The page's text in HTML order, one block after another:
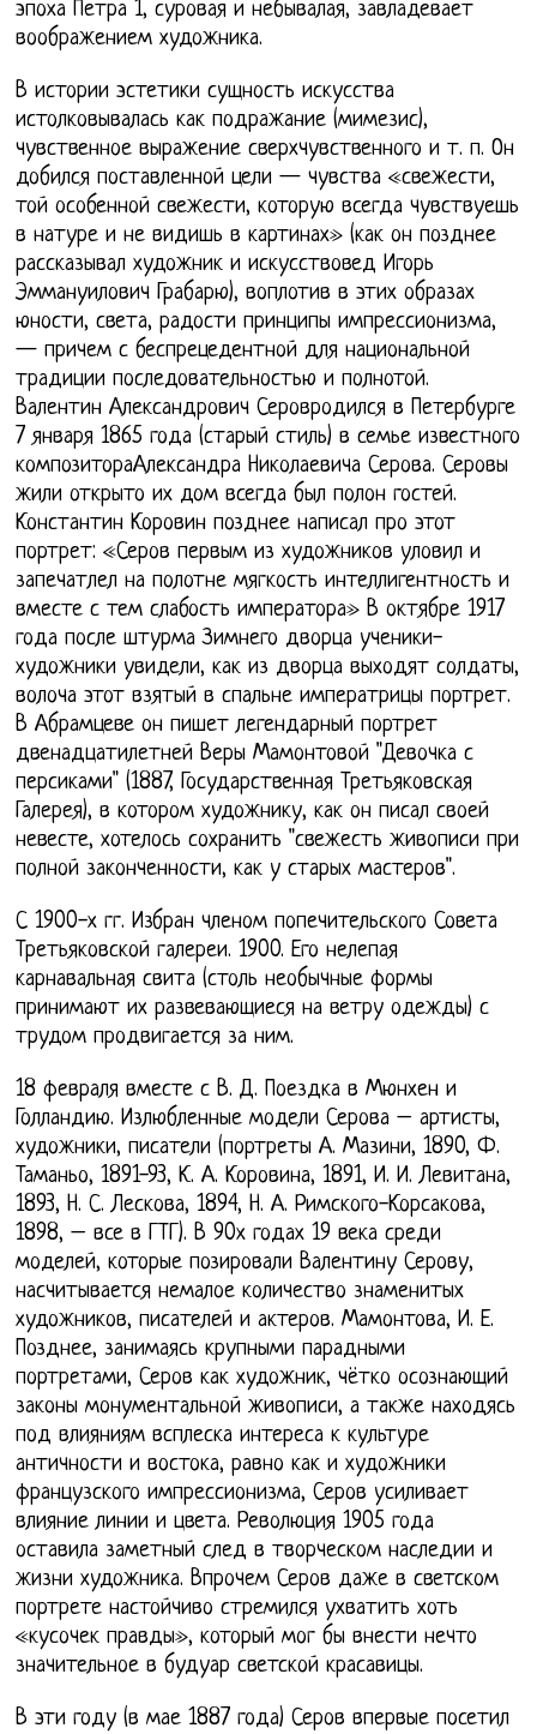
эпоха Петра 1, суровая и небывалая, завладевает
воображением художника.
В истории эстетики сущность искусства
истолковывалась как подражание (мимезис),
чувственное выражение сверхчувственного и т. п. Он
добился поставленной цели — чувства «свежести,
той особенной свежести, которую всегда чувствуешь
в натуре и не видишь в картинах» (как он позднее
рассказывал художник и искусствовед Игорь
Эммануилович Грабарю), воплотив в этих образах
юности, света, радости принципы импрессионизма,
— причем с беспрецедентной для национальной
традиции последовательностью и полнотой.
Валентин Александрович Серовродился в Петербурге
7 января 1865 года (старый стиль) в семье известного
композитораАлександра Николаевича Серова. Серовы
жили открыто их дом всегда был полон гостей.
Константин Коровин позднее написал про этот
портрет: «Серов первым из художников уловил и
запечатлел на полотне мягкость интеллигентность и
вместе с тем слабость императора» В октябре 1917
года после штурма Зимнего дворца ученики-
художники увидели, как из дворца выходят солдаты,
волоча этот взятый в спальне императрицы портрет.
В Абрамцеве он пишет легендарный портрет
двенадцатилетней Веры Мамонтовой "Девочка с
персиками" (1887, Государственная Третьяковская
Галерея), в котором художнику, как он писал своей
невесте, хотелось сохранить "свежесть живописи при
полной законченности, как у старых мастеров".
С 1900-х гг. Избран членом попечительского Совета
Третьяковской галереи. 1900. Его нелепая
карнавальная свита (столь необычные формы
принимают их развевающиеся на ветру одежды) с
трудом продвигается за ним.
18 февраля вместе с В. Д. Поездка в Мюнхен и
Голландию. Излюбленные модели Серова – артисты,
художники, писатели (портреты А. Мазини, 1890, Ф.
Таманьо, 1891-93, К. А. Коровина, 1891, И. И. Левитана,
1893, Н. С. Лескова, 1894, Н. А. Римского-Корсакова,
1898, – все в ГТГ). В 90х годах 19 века среди
моделей, которые позировали Валентину Серову,
насчитывается немалое количество знаменитых
художников, писателей и актеров. Мамонтова, И. Е.
Позднее, занимаясь крупными парадными
портретами, Серов как художник, чётко осознающий
законы монументальной живописи, а также находясь
под влияниям всплеска интереса к культуре
античности и востока, равно как и художники
французского импрессионизма, Серов усиливает
влияние линии и цвета. Революция 1905 года
оставила заметный след в творческом наследии и
жизни художника. Впрочем Серов даже в светском
портрете настойчиво стремился ухватить хоть
«кусочек правды», который мог бы внести нечто
значительное в будуар светской красавицы.
В эти году (в мае 1887 года) Серов впервые посетил